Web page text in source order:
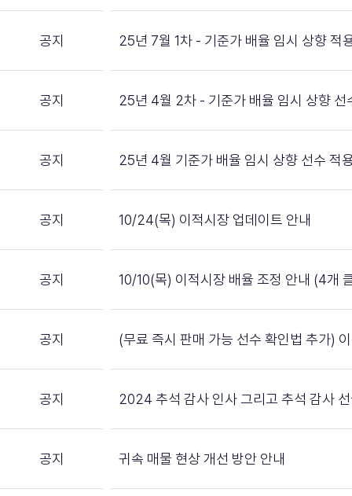
공지 25년 7월 1차 - 기준가 배율 임시 상향 적
공지 25년 4월 2차 - 기준가 배율 임시 상향 선
공지 25년 4월 기준가 배율 임시 상향 선수 적
공지 10/24(목) 이적시장 업데이트 안내
공지 10/10(목) 이적시장 배율 조정 안내 (4개
공지 (무료 즉시 판매 가능 선수 확인법 추가)
공지 2024 추석 감사 인사 그리고 추석 감사
공지 귀속 매물 현상 개선 방안 안내